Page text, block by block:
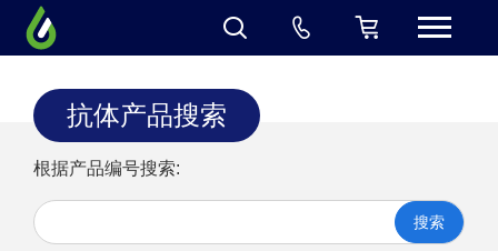
抗体产品搜索
根据产品编号搜索:
搜索